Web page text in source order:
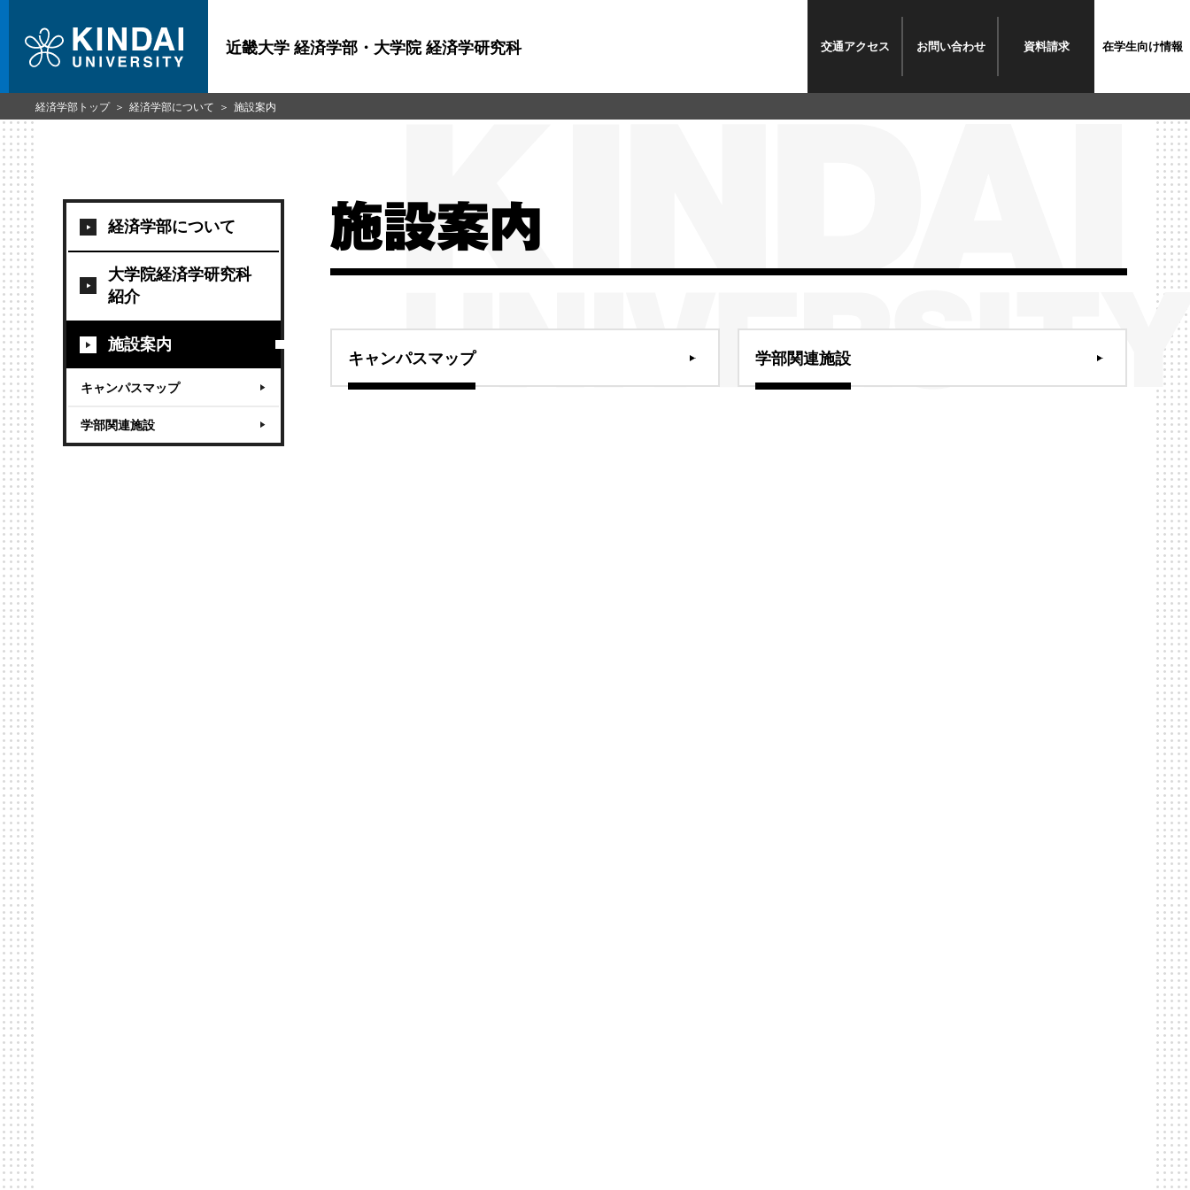
近畿大学 経済学部・大学院 経済学研究科 交通アクセス お問い合わせ 資料請求 在学生向け情報
経済学部について
大学院経済学研究科
紹介
施設案内
キャンパスマップ
学部関連施設
施設案内
キャンパスマップ 学部関連施設
経済学部トップ 経済学部について 施設案内